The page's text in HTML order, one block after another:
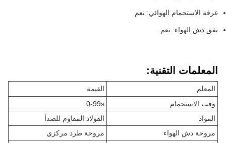
غرفة الاستحمام الهوائي: نعم
نفق دش الهواء: نعم
المعلمات التقنية:
المعلم
القيمة
وقت الاستحمام
0-99s
المواد
الفولاذ المقاوم للصدأ
مروحة دش الهواء
مروحة طرد مركزي